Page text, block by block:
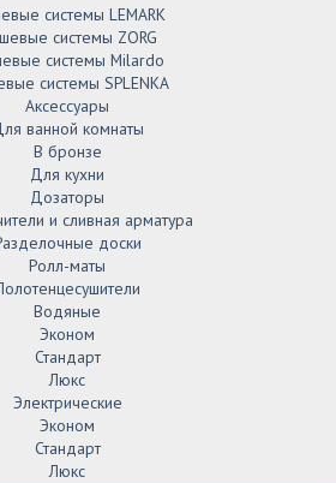
системы LEMARK
системы ZORG
системы Milardo
системы SPLENKA
Аксессуары
ванной комнаты
В бронзе
Для кухни
Дозаторы
и сливная арматура
доски
Ролл-маты
Водяные
Эконом
Стандарт
Люкс
Электрические
Эконом
Стандарт
Люкс